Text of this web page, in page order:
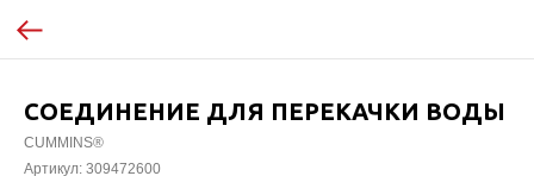
СОЕДИНЕНИЕ ДЛЯ ПЕРЕКАЧКИ ВОДЫ
CUMMINS®
Артикул: 309472600